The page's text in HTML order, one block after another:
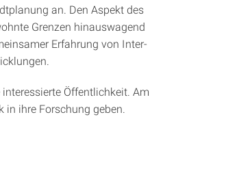
an. Den Aspekt des
Grenzen hinauswagend
Erfahrung von Inter-
Öffentlichkeit. Am
ihre Forschung geben.